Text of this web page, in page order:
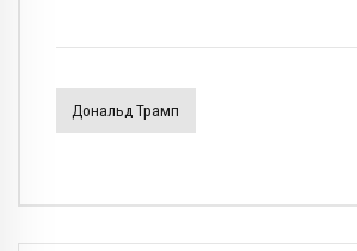
Дональд Трамп